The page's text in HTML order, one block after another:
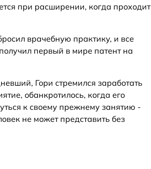
при расширении, когда проходит
врачебную практику, и все
первый в мире патент на
Гори стремился заработать
обанкротилось, когда его
к своему прежнему занятию -
не может представить без